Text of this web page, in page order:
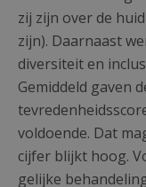
zij zijn over de
zijn). Daarnaast
diversiteit en
Gemiddeld gaven
voldoende. Dat
cijfer blijkt hoog.
gelijke